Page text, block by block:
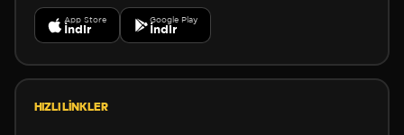
App Store
İndir
Google Play
İndir
HIZLI LINKLER